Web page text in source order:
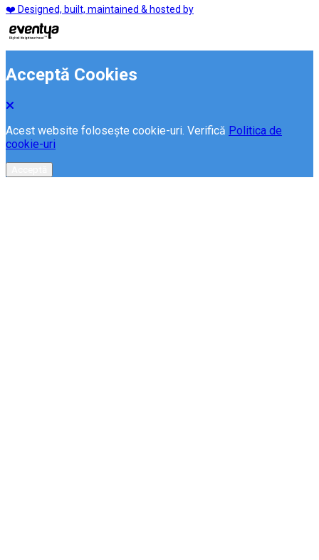
❤️ Designed, built, maintained & hosted by
Acceptă Cookies
Acest website folosește cookie-uri. Verifică Politica de
cookie-uri